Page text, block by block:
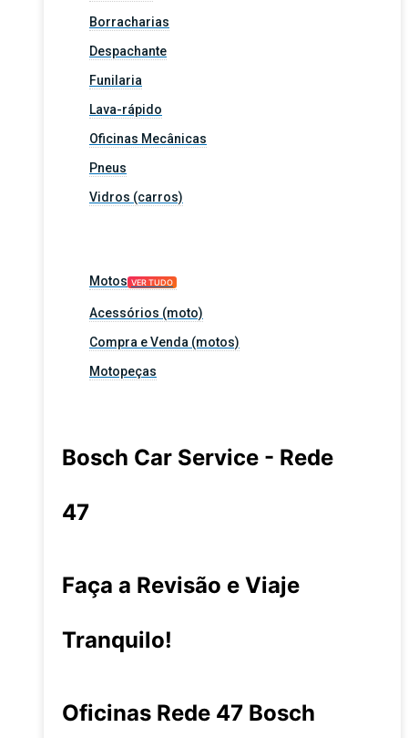
Borracharias
Despachante
Funilaria
Lava-rápido
Oficinas Mecânicas
Pneus
Vidros (carros)
Motos VER TUDO
Acessórios (moto)
Compra e Venda (motos)
Motopeças
Bosch Car Service - Rede
47
Faça a Revisão e Viaje
Tranquilo!
Oficinas Rede 47 Bosch